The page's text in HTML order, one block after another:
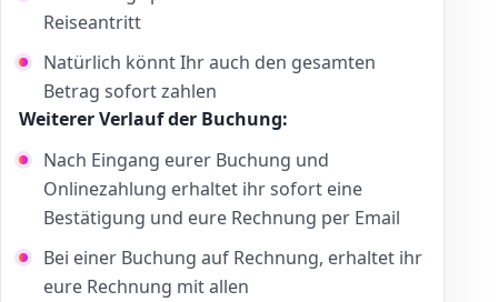
Reiseantritt
Natürlich könnt Ihr auch den gesamten
Betrag sofort zahlen
Weiterer Verlauf der Buchung:
Nach Eingang eurer Buchung und
Onlinezahlung erhaltet ihr sofort eine
Bestätigung und eure Rechnung per Email
Bei einer Buchung auf Rechnung, erhaltet ihr
eure Rechnung mit allen